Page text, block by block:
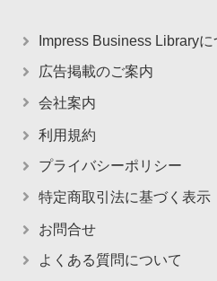
Impress Business Libraryに
広告掲載のご案内
会社案内
利用規約
プライバシーポリシー
特定商取引法に基づく表示
お問合せ
よくある質問について